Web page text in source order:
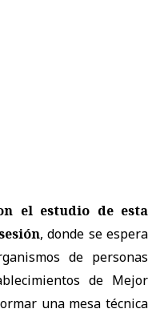
el estudio de esta
, donde se espera
de personas
de Mejor
una mesa técnica